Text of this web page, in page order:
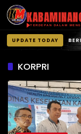
TERDEPAN DALAM
UPDATE TODAY
KORPRI